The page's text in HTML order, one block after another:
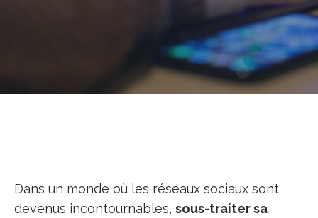
Dans un monde où les réseaux sociaux sont
devenus incontournables, sous-traiter sa